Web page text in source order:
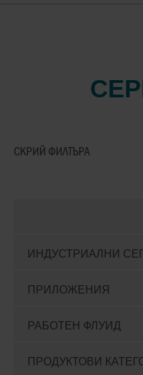
СКРИЙ ФИЛТЪРА
ИНДУСТРИАЛНИ
ПРИЛОЖЕНИЯ
РАБОТЕН ФЛУИД
ПРОДУКТОВИ